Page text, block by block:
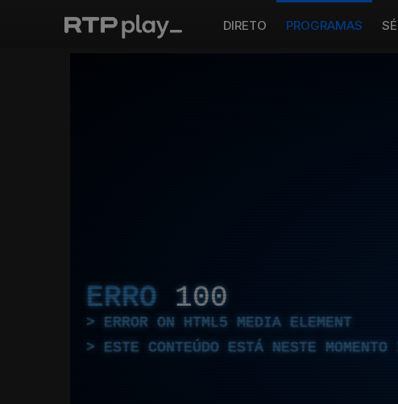
DIRETO PROGRAMAS
ERRO 100
ERROR ON HTML5 MEDIA ELEMENT
ESTE CONTEÚDO ESTÁ NESTE